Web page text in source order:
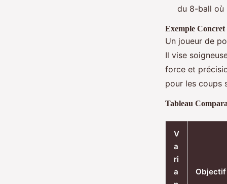
du 8-ball où
Exemple Concret
Un joueur de
Il vise
force et
pour les coups
Tableau
V
a
ri
a
Objectif